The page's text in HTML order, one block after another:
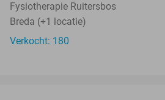
Fysiotherapie Ruitersbos
Breda (+1 locatie)
Verkocht: 180